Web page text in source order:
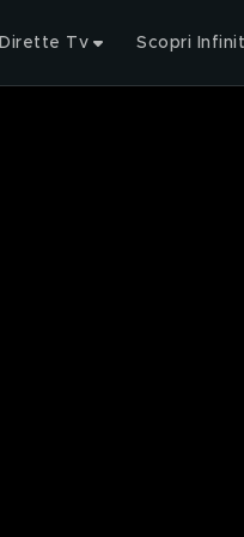
Dirette Tv Scopri